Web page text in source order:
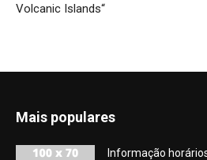
Volcanic Islands“
Mais populares
Informação